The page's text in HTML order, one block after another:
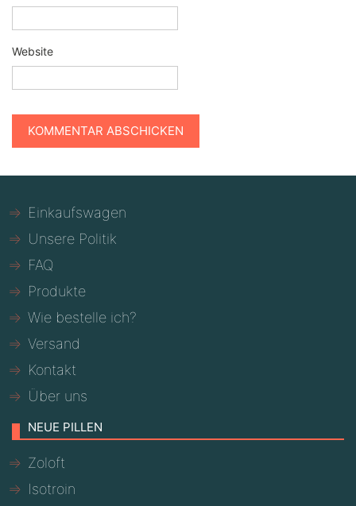
Website
Einkaufswagen
Unsere Politik
FAQ
Produkte
Wie bestelle ich?
Versand
Kontakt
Über uns
NEUE PILLEN
Zoloft
Isotroin